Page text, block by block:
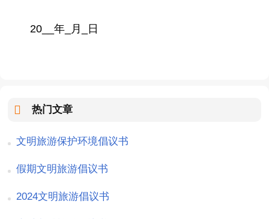
20__年_月_日
热门文章
文明旅游保护环境倡议书
假期文明旅游倡议书
2024文明旅游倡议书